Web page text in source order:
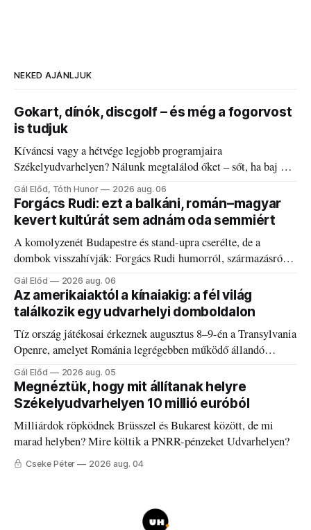
NEKED AJÁNLJUK
Gokart, dínók, discgolf – és még a fogorvost
is tudjuk
Kíváncsi vagy a hétvége legjobb programjaira
Székelyudvarhelyen? Nálunk megtalálod őket – sőt, ha baj van
a fogaddal, a fogorvosi ügyeletet is!
Gál Előd, Tóth Hunor 2026 aug. 06
Forgács Rudi: ezt a balkáni, román–magyar
kevert kultúrát sem adnám oda semmiért
A komolyzenét Budapestre és stand-upra cserélte, de a
dombok visszahívják: Forgács Rudi humorról, származásról
és határokról.
Gál Előd 2026 aug. 06
Az amerikaiaktól a kínaiakig: a fél világ
találkozik egy udvarhelyi domboldalon
Tíz ország játékosai érkeznek augusztus 8–9-én a Transylvania
Openre, amelyet Románia legrégebben működő állandó
discgolfpályáján rendeznek meg.
Gál Előd 2026 aug. 05
Megnéztük, hogy mit állítanak helyre
Székelyudvarhelyen 10 millió euróból
Milliárdok röpködnek Brüsszel és Bukarest között, de mi
marad helyben? Mire költik a PNRR-pénzeket Udvarhelyen?
Cseke Péter 2026 aug. 04